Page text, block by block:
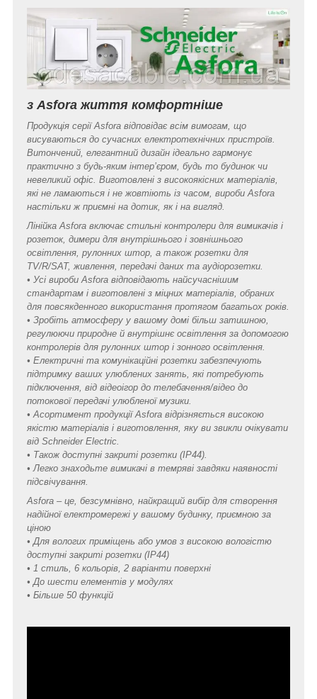
з Asfora життя комфортніше
Продукція серії Asfora відповідає всім вимогам, що
висуваються до сучасних електротехнічних пристроїв.
Витончений, елегантний дизайн ідеально гармонує
практично з будь-яким інтер’єром, будь то будинок чи
невеликий офіс. Виготовлені з високоякісних матеріалів,
які не ламаються і не жовтіють із часом, вироби Asfora
настільки ж приємні на дотик, як і на вигляд.
Лінійка Asfora включає стильні контролери для вимикачів і
розеток, димери для внутрішнього і зовнішнього
освітлення, рулонних штор, а також розетки для
TV/R/SAT, живлення, передачі даних та аудіорозетки.
• Усі вироби Asfora відповідають найсучаснішим
стандартам і виготовлені з міцних матеріалів, обраних
для повсякденного використання протягом багатьох років.
• Зробіть атмосферу у вашому домі більш затишною,
регулюючи природне й внутрішнє освітлення за допомогою
контролерів для рулонних штор і зонного освітлення.
• Електричні та комунікаційні розетки забезпечують
підтримку ваших улюблених занять, які потребують
підключення, від відеоігор до телебачення/відео до
потокової передачі улюбленої музики.
• Асортимент продукції Asfora відрізняється високою
якістю матеріалів і виготовлення, яку ви звикли очікувати
від Schneider Electric.
• Також доступні закриті розетки (IP44).
• Легко знаходьте вимикачі в темряві завдяки наявності
підсвічування.
Asfora – це, безсумнівно, найкращий вибір для створення
надійної електромережі у вашому будинку, приємною за
ціною
• Для вологих приміщень або умов з високою вологістю
доступні закриті розетки (IP44)
• 1 стиль, 6 кольорів, 2 варіанти поверхні
• До шести елементів у модулях
• Більше 50 функцій